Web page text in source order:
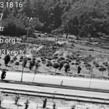
18 16
45030